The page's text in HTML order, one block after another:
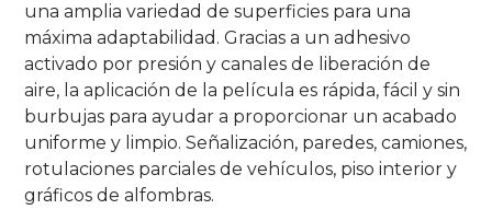
una amplia variedad de superficies para una
máxima adaptabilidad. Gracias a un adhesivo
activado por presión y canales de liberación de
aire, la aplicación de la película es rápida, fácil y sin
burbujas para ayudar a proporcionar un acabado
uniforme y limpio. Señalización, paredes, camiones,
rotulaciones parciales de vehículos, piso interior y
gráficos de alfombras.